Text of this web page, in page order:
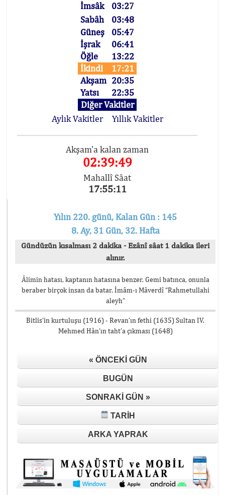
İmsâk
03:27
Sabâh
03:48
Güneş
05:47
İşrak
06:41
Öğle
13:22
İkindi
17:21
Akşam 20:35
Yatsı
22:35
Diğer Vakitler
Aylık Vakitler
Yıllık Vakitler
Akşam'a kalan zaman
02:39:49
Mahallî Sâat
17:55:11
Yılın 220. günü, Kalan Gün : 145
8. Ay, 31 Gün, 32. Hafta
Gündüzün kısalması 2 dakika - Ezânî sâat 1 dakika ileri
alınır.
Âlimin hatası, kaptanın hatasına benzer. Gemi batınca, onunla
beraber birçok insan da batar. İmâm-ı Mâverdî “Rahmetullahi
aleyh”
Bitlis’in kurtuluşu (1916) - Revan’ın fethi (1635) Sultan IV.
Mehmed Hân’ın taht’a çıkması (1648)
« ÖNCEKI GÜN
BUGÜN
SONRAKI GÜN »
TARIH
ARKA YAPRAK